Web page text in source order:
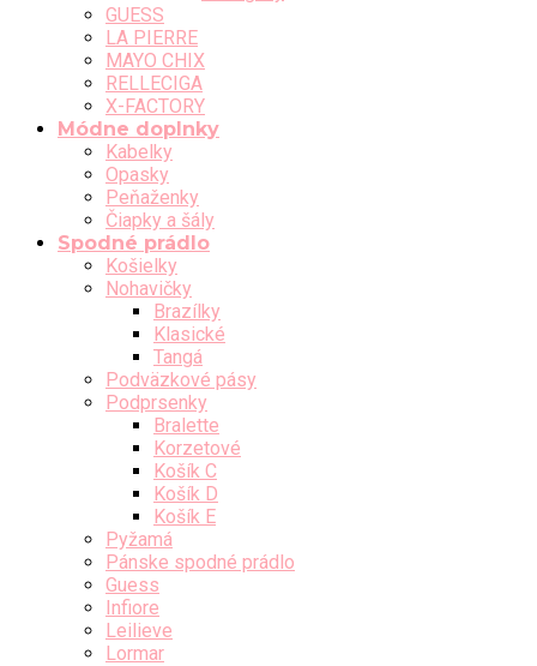
GUESS
LA PIERRE
MAYO CHIX
RELLECIGA
X-FACTORY
Módne doplnky
Kabelky
Opasky
Peňaženky
Čiapky a šály
Spodné prádlo
Košielky
Nohavičky
Brazílky
Klasické
Tangá
Podväzkové pásy
Podprsenky
Bralette
Korzetové
Košík C
Košík D
Košík E
Pyžamá
Pánske spodné prádlo
Guess
Infiore
Leilieve
Lormar